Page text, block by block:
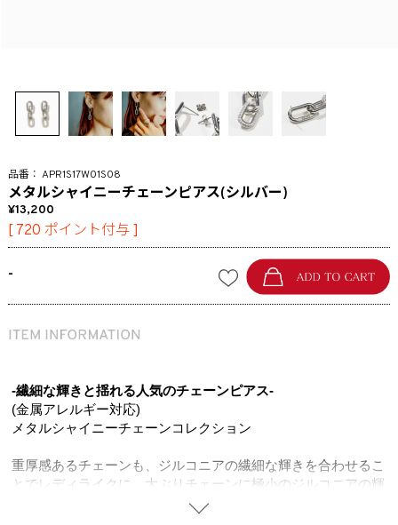
APR1S17W01S08
メタルシャイニーチェーンピアス(シルバー)
13,200
[ 720 ポイント付与 ]
-
-繊細な輝きと揺れる人気のチェーンピアス-
(金属アレルギー対応)
メタルシャイニーチェーンコレクション
重厚感あるチェーンも、ジルコニアの繊細な輝きを合わせるこ
とでレディライクに。大ぶりチェーンに極小のジルコニアの輝
きが品のあるデザインです。見た目以上につけ心地は軽いのが